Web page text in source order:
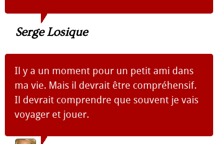
Serge Losique
Il y a un moment pour un petit ami dans
ma vie. Mais il devrait être compréhensif.
Il devrait comprendre que souvent je vais
voyager et jouer.